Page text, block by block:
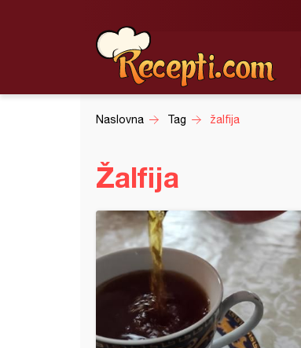
Naslovna Tag žalfija
Žalfija